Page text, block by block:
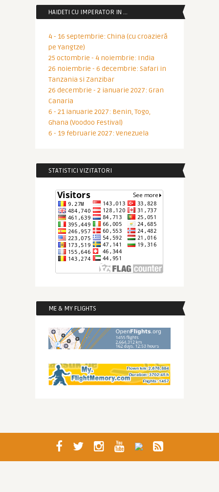
HAIDETI CU IMPERATOR IN …
4 - 16 septembrie: China (cu croazieră
pe Yangtze)
25 octombrie - 4 noiembrie: India
26 noiembrie - 6 decembrie: Safari in
Tanzania si Zanzibar
26 decembrie - 2 ianuarie 2027: Gran
Canaria
6 - 21 ianuarie 2027: Benin, Togo,
Ghana (Voodoo Festival)
6 - 19 februarie 2027: Venezuela
STATISTICI VIZITATORI
ME & MY FLIGHTS